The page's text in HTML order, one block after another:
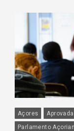
Açores
Parlamento